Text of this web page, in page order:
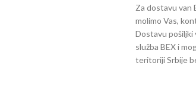
Za dostavu van
molimo Vas,
Dostavu pošiljki
služba BEX i
teritoriji Srbije